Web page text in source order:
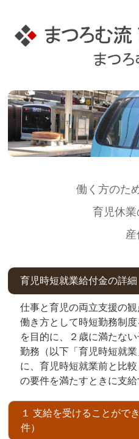
働く方のた
育児休
産
育児時短就業給付金の詳細
仕事と育児の両立支援の
働き方として時短勤務制
を目的に、２歳に満たな
勤務（以下「育児時短就
に、育児時短就業前と比
の要件を満たすときに支給
１ 支給を受けることがで
件）